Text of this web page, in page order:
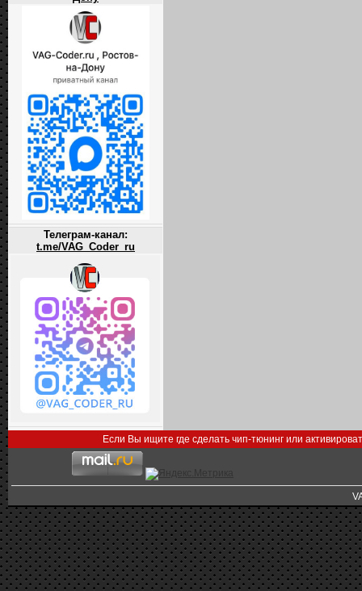
Телеграм-канал:
t.me/VAG_Coder_ru
Если Вы ищите где сделать чип-тюнинг или